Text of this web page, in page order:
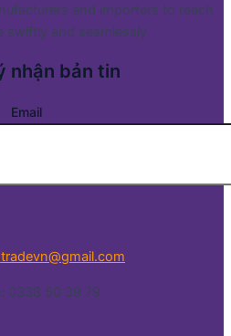
and importers to reach
swiftly and seamlessly
nhận bản tin
Email
0338 50 39 79